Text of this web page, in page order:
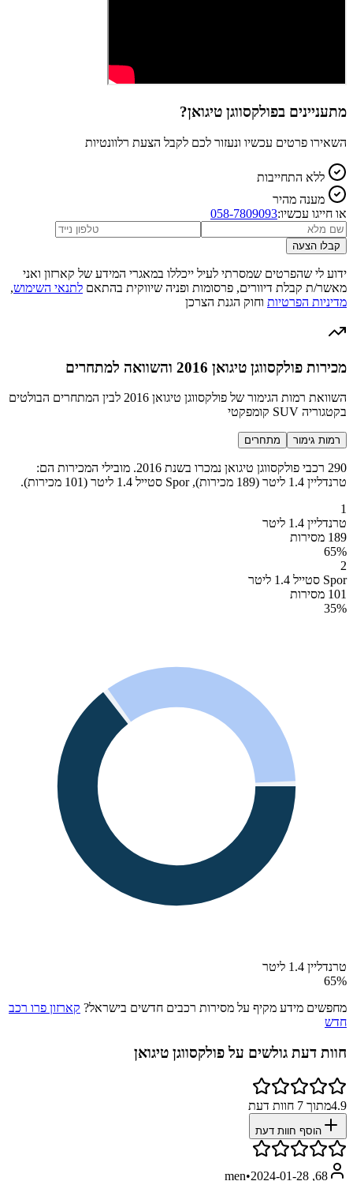
מתעניינים בפולקסווגן טיגואן?
השאירו פרטים עכשיו ונעזור לכם לקבל הצעת רלוונטיות
ללא התחייבות
מענה מהיר
או חייגו עכשיו:058-7809093
קבלו הצעה
ידוע לי שהפרטים שמסרתי לעיל ייכללו במאגרי המידע של קארזון ואני
מאשר/ת קבלת דיוורים, פרסומות ופניה שיווקית בהתאם לתנאי השימוש,
מדיניות הפרטיות וחוק הגנת הצרכן
מכירות פולקסווגן טיגואן 2016 והשוואה למתחרים
השוואת רמות הגימור של פולקסווגן טיגואן 2016 לבין המתחרים הבולטים
בקטגוריה SUV קומפקטי
רמות גימור מתחרים
290 רכבי פולקסווגן טיגואן נמכרו בשנת 2016. מובילי המכירות הם:
טרנדליין 1.4 ליטר (189 מכירות), Spor סטייל 1.4 ליטר (101 מכירות).
1
טרנדליין 1.4 ליטר
189 מסירות
65%
2
Spor סטייל 1.4 ליטר
101 מסירות
35%
טרנדליין 1.4 ליטר
65%
מחפשים מידע מקיף על מסירות רכבים חדשים בישראל? קארזון פרו רכב
חדש
חוות דעת גולשים על פולקסווגן טיגואן
4.9מתוך 7 חוות דעת
הוסף חוות דעת
68, men
•2024-01-28